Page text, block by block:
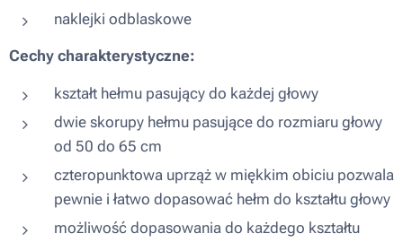
naklejki odblaskowe
Cechy charakterystyczne:
kształt hełmu pasujący do każdej głowy
dwie skorupy hełmu pasujące do rozmiaru głowy
od 50 do 65 cm
czteropunktowa uprząż w miękkim obiciu pozwala
pewnie i łatwo dopasować hełm do kształtu głowy
możliwość dopasowania do każdego kształtu